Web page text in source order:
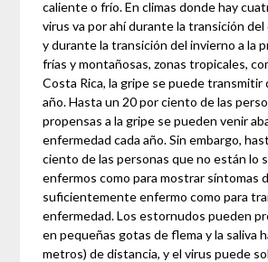
caliente o frío. En climas donde hay
virus va por ahí durante la transición
y durante la transición del invierno a la
frías y montañosas, zonas tropicales,
Costa Rica, la gripe se puede
año. Hasta un 20 por ciento de las
propensas a la gripe se pueden venir
enfermedad cada año. Sin embargo,
ciento de las personas que no están lo
enfermos como para mostrar síntomas
suficientemente enfermo como para
enfermedad. Los estornudos pueden
en pequeñas gotas de flema y la saliva
metros) de distancia, y el virus puede